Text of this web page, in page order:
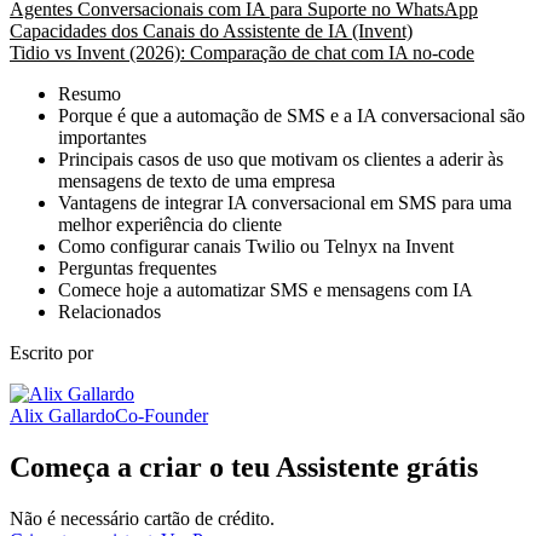
Agentes Conversacionais com IA para Suporte no WhatsApp
Capacidades dos Canais do Assistente de IA (Invent)
Tidio vs Invent (2026): Comparação de chat com IA no-code
Resumo
Porque é que a automação de SMS e a IA conversacional são
importantes
Principais casos de uso que motivam os clientes a aderir às
mensagens de texto de uma empresa
Vantagens de integrar IA conversacional em SMS para uma
melhor experiência do cliente
Como configurar canais Twilio ou Telnyx na Invent
Perguntas frequentes
Comece hoje a automatizar SMS e mensagens com IA
Relacionados
Escrito por
Alix GallardoCo-Founder
Começa a criar o teu Assistente grátis
Não é necessário cartão de crédito.